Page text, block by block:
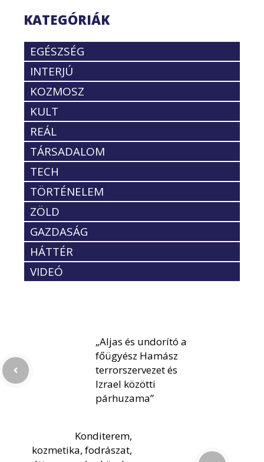
KATEGÓRIÁK
EGÉSZSÉG
INTERJÚ
KOZMOSZ
KULT
REÁL
TÁRSADALOM
TECH
TÖRTÉNELEM
ZÖLD
GAZDASÁG
HÁTTÉR
VIDEÓ
„Aljas és undorító a
főügyész Hamász
terrorszervezet és
Izrael közötti
párhuzama”
Konditerem,
kozmetika, fodrászat,